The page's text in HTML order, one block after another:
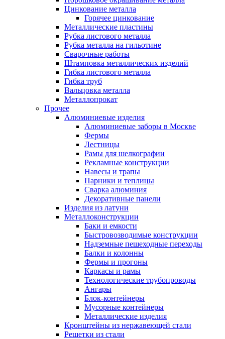
Цинкование металла
Горячее цинкование
Металлические пластины
Рубка листового металла
Рубка металла на гильотине
Сварочные работы
Штамповка металлических изделий
Гибка листового металла
Гибка труб
Вальцовка металла
Металлопрокат
Прочее
Алюминиевые изделия
Алюминиевые заборы в Москве
Фермы
Лестницы
Рамы для шелкографии
Рекламные конструкции
Навесы и трапы
Парники и теплицы
Сварка алюминия
Декоративные панели
Изделия из латуни
Металлоконструкции
Баки и емкости
Быстровозводимые конструкции
Надземные пешеходные переходы
Балки и колонны
Фермы и прогоны
Каркасы и рамы
Технологические трубопроводы
Ангары
Блок-контейнеры
Мусорные контейнеры
Металлические изделия
Кронштейны из нержавеющей стали
Решетки из стали